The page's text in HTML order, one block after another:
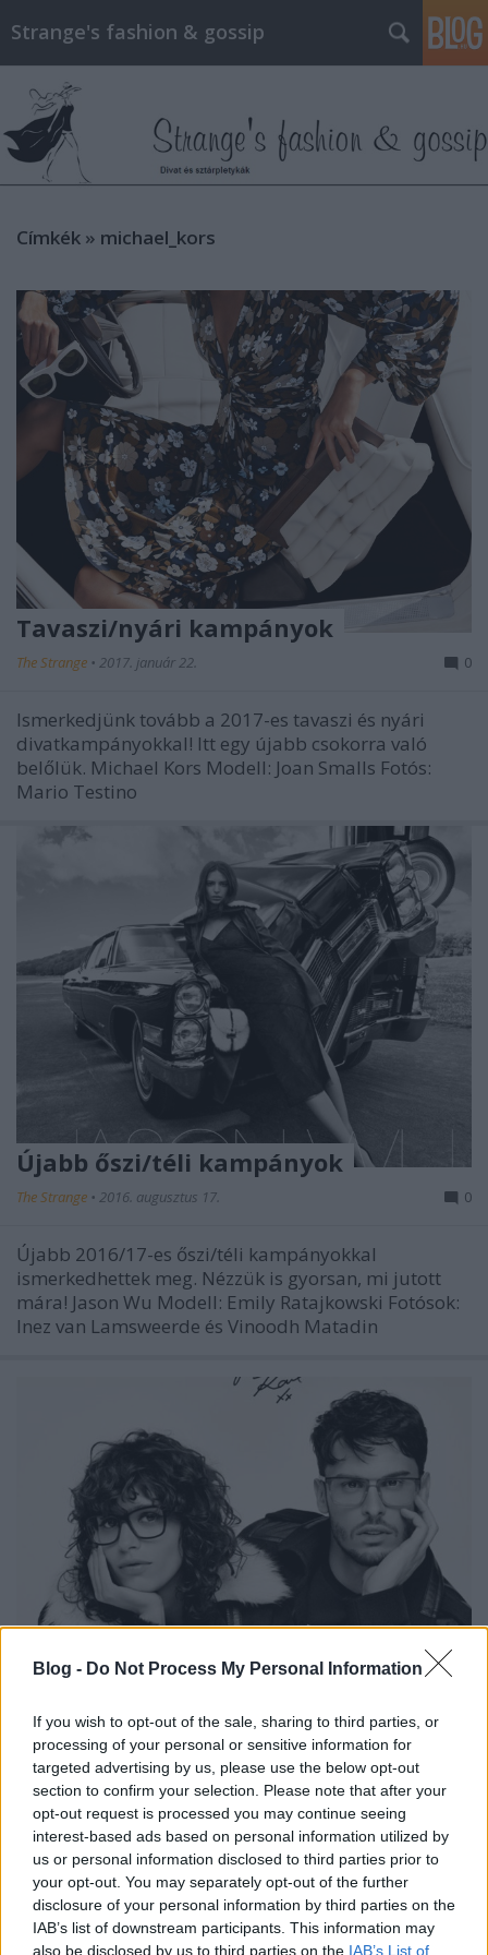
Blog - Do Not Process My Personal Information
If you wish to opt-out of the sale, sharing to third parties, or
processing of your personal or sensitive information for
targeted advertising by us, please use the below opt-out
section to confirm your selection. Please note that after your
opt-out request is processed you may continue seeing
interest-based ads based on personal information utilized by
us or personal information disclosed to third parties prior to
your opt-out. You may separately opt-out of the further
disclosure of your personal information by third parties on the
IAB’s list of downstream participants. This information may
also be disclosed by us to third parties on the IAB’s List of
Strange's fashion & gossip
Címkék » michael_kors
Tavaszi/nyári kampányok
The Strange • 2017. január 22. 0
Ismerkedjünk tovább a 2017-es tavaszi és nyári
divatkampányokkal! Itt egy újabb csokorra való
belőlük. Michael Kors Modell: Joan Smalls Fotós:
Mario Testino
Újabb őszi/téli kampányok
The Strange • 2016. augusztus 17. 0
Újabb 2016/17-es őszi/téli kampányokkal
ismerkedhettek meg. Nézzük is gyorsan, mi jutott
mára! Jason Wu Modell: Emily Ratajkowski Fotósok:
Inez van Lamsweerde és Vinoodh Matadin
Esőt elűző őszi/téli kampányok
The Strange•2016. július 14.
Több hosszú divatkampány is érkezett mára,
úgyhogy mire alaposan végignézitek, talán az eső is
alábbhagy. Íme hát a mai termés: Karl Lagerfeld
Modellek: Mica Arganaraz, Baptiste Giabiconi Fotós:
Karl Lagerfeld